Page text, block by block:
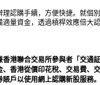
認購手續，方便快捷。就個
量資金，透過槓桿效應倍大
港聯合交易所參與者「交通証
香港從價印花稅、交易費、
戶以使用網上認購新股服務。